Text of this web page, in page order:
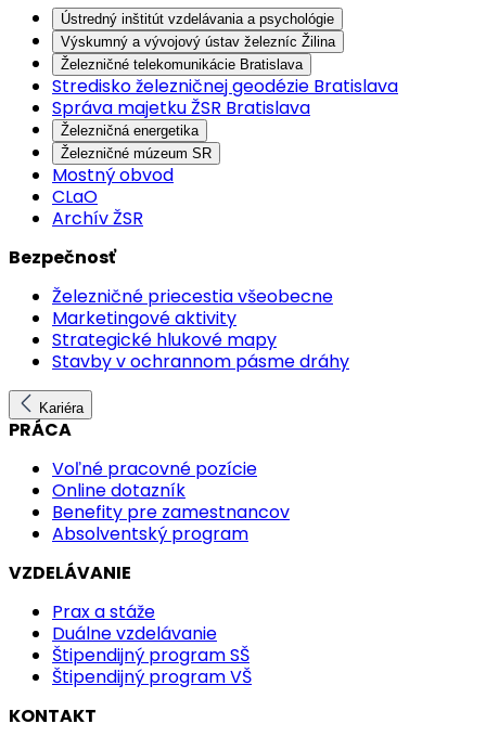
Ústredný inštitút vzdelávania a psychológie
Výskumný a vývojový ústav železníc Žilina
Železničné telekomunikácie Bratislava
Stredisko železničnej geodézie Bratislava
Správa majetku ŽSR Bratislava
Železničná energetika
Železničné múzeum SR
Mostný obvod
CLaO
Archív ŽSR
Bezpečnosť
Železničné priecestia všeobecne
Marketingové aktivity
Strategické hlukové mapy
Stavby v ochrannom pásme dráhy
Kariéra
PRÁCA
Voľné pracovné pozície
Online dotazník
Benefity pre zamestnancov
Absolventský program
VZDELÁVANIE
Prax a stáže
Duálne vzdelávanie
Štipendijný program SŠ
Štipendijný program VŠ
KONTAKT